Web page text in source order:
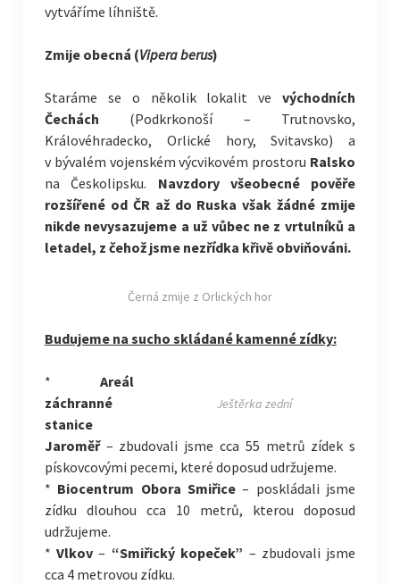
vytváříme líhniště.
Zmije obecná (Vipera berus)
Staráme se o několik lokalit vevýchodních
Čechách (Podkrkonoší – Trutnovsko,
Královéhradecko, Orlické hory, Svitavsko) a
v bývalém vojenském výcvikovém prostoru Ralsko
na Českolipsku. Navzdory všeobecné pověře
rozšířené od ČR až do Ruska však žádné zmije
nikde nevysazujeme a už vůbec ne z vrtulníků a
letadel, z čehož jsme nezřídka křivě obviňováni.
Černá zmije z Orlických hor
Budujeme na sucho skládané kamenné zídky:
Ještěrka zední
*Areál
záchranné
stanice
Jaroměř– zbudovali jsme cca 55 metrů zídek s
pískovcovými pecemi, které doposud udržujeme.
* Biocentrum Obora Smiřice – poskládali jsme
zídku dlouhou cca 10 metrů, kterou doposud
udržujeme.
*Vlkov – “Smiřický kopeček” – zbudovali jsme
cca 4 metrovou zídku.